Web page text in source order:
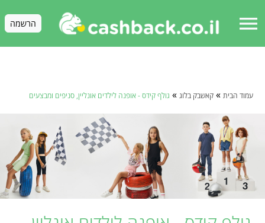
menu הרשמה
עמוד הבית » קאשבק בלוג » גולף קידס - אופנה לילדים אונליין, סניפים ומבצעים